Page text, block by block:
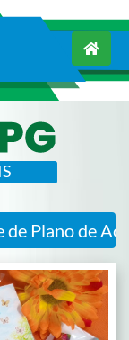
Plano de